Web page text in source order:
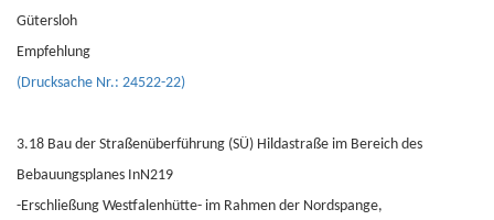
Gütersloh
Empfehlung
(Drucksache Nr.: 24522-22)
3.18 Bau der Straßenüberführung (SÜ) Hildastraße im Bereich des
Bebauungsplanes InN219
-Erschließung Westfalenhütte- im Rahmen der Nordspange,